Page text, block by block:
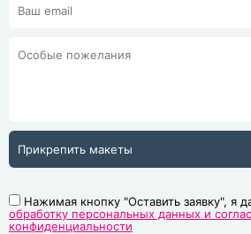
Прикрепить макеты
Нажимая кнопку "Оставить заявку", я
обработку персональных данных и
конфиденциальности